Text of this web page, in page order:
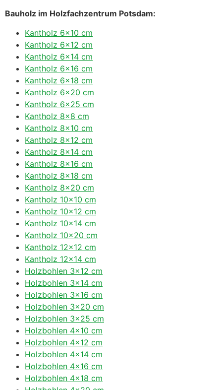
Bauholz im Holzfachzentrum Potsdam:
Kantholz 6×10 cm
Kantholz 6×12 cm
Kantholz 6×14 cm
Kantholz 6×16 cm
Kantholz 6×18 cm
Kantholz 6×20 cm
Kantholz 6×25 cm
Kantholz 8×8 cm
Kantholz 8×10 cm
Kantholz 8×12 cm
Kantholz 8×14 cm
Kantholz 8×16 cm
Kantholz 8×18 cm
Kantholz 8×20 cm
Kantholz 10×10 cm
Kantholz 10×12 cm
Kantholz 10×14 cm
Kantholz 10×20 cm
Kantholz 12×12 cm
Kantholz 12×14 cm
Holzbohlen 3×12 cm
Holzbohlen 3×14 cm
Holzbohlen 3×16 cm
Holzbohlen 3×20 cm
Holzbohlen 3×25 cm
Holzbohlen 4×10 cm
Holzbohlen 4×12 cm
Holzbohlen 4×14 cm
Holzbohlen 4×16 cm
Holzbohlen 4×18 cm